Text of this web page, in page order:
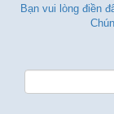
Bạn vui lòng điền